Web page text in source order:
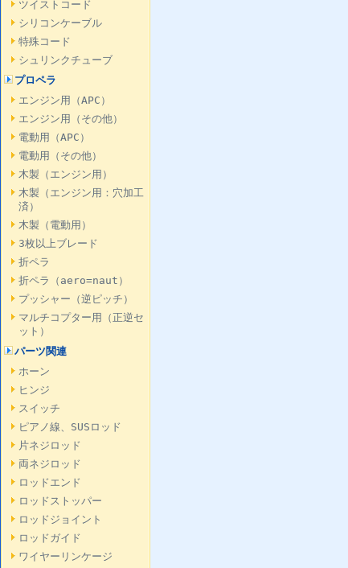
ツイストコード
シリコンケーブル
特殊コード
シュリンクチューブ
プロペラ
エンジン用（APC）
エンジン用（その他）
電動用（APC）
電動用（その他）
木製（エンジン用）
木製（エンジン用：穴加工
済）
木製（電動用）
3枚以上ブレード
折ペラ
折ペラ（aero=naut）
プッシャー（逆ピッチ）
マルチコプター用（正逆セ
ット）
パーツ関連
ホーン
ヒンジ
スイッチ
ピアノ線、SUSロッド
片ネジロッド
両ネジロッド
ロッドエンド
ロッドストッパー
ロッドジョイント
ロッドガイド
ワイヤーリンケージ